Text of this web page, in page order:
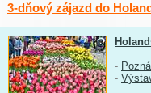
3-dňový zájazd do
-
-